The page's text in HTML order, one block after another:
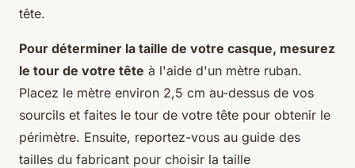
tête.
Pour déterminer la taille de votre casque, mesurez
le tour de votre tête à l'aide d'un mètre ruban.
Placez le mètre environ 2,5 cm au-dessus de vos
sourcils et faites le tour de votre tête pour obtenir le
périmètre. Ensuite, reportez-vous au guide des
tailles du fabricant pour choisir la taille